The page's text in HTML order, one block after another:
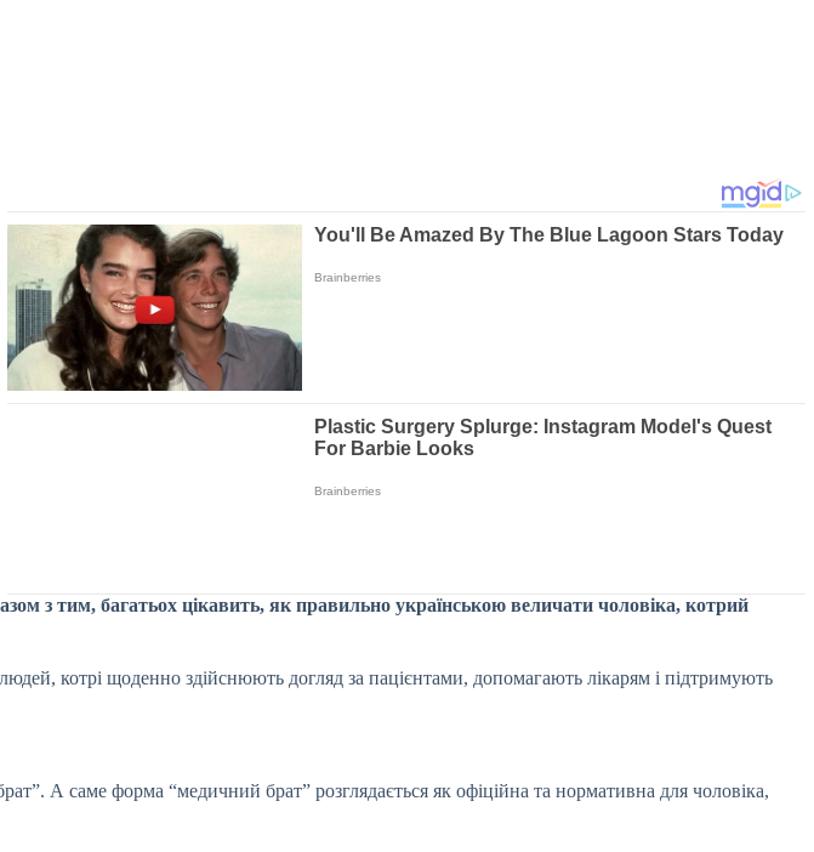
з тим, багатьох цікавить, як правильно українською величати чоловіка, котрий
котрі щоденно здійснюють догляд за пацієнтами, допомагають лікарям і підтримують
А саме форма “медичний брат” розглядається як офіційна та нормативна для чоловіка,